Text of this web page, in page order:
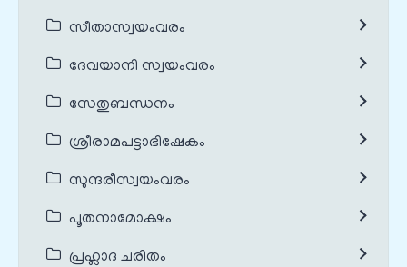
സീതാസ്വയംവരം
ദേവയാനി സ്വയംവരം
സേതുബന്ധനം
ശ്രീരാമപട്ടാഭിഷേകം
സുന്ദരീസ്വയംവരം
പൂതനാമോക്ഷം
പ്രഹ്ലാദ ചരിതം